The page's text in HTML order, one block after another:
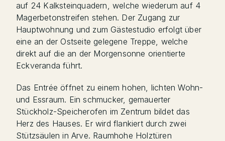
auf 24 Kalksteinquadern, welche wiederum auf 4
Magerbetonstreifen stehen. Der Zugang zur
Hauptwohnung und zum Gästestudio erfolgt über
eine an der Ostseite gelegene Treppe, welche
direkt auf die an der Morgensonne orientierte
Eckveranda führt.
Das Entrée öffnet zu einem hohen, lichten Wohn-
und Essraum. Ein schmucker, gemauerter
Stückholz-Speicherofen im Zentrum bildet das
Herz des Hauses. Er wird flankiert durch zwei
Stützsäulen in Arve. Raumhohe Holztüren